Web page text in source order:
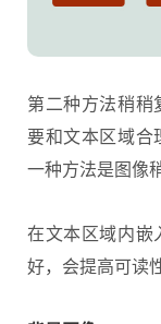
第二种方法稍
要和文本区域合
一种方法是图像
在文本区域内嵌
好，会提高可读